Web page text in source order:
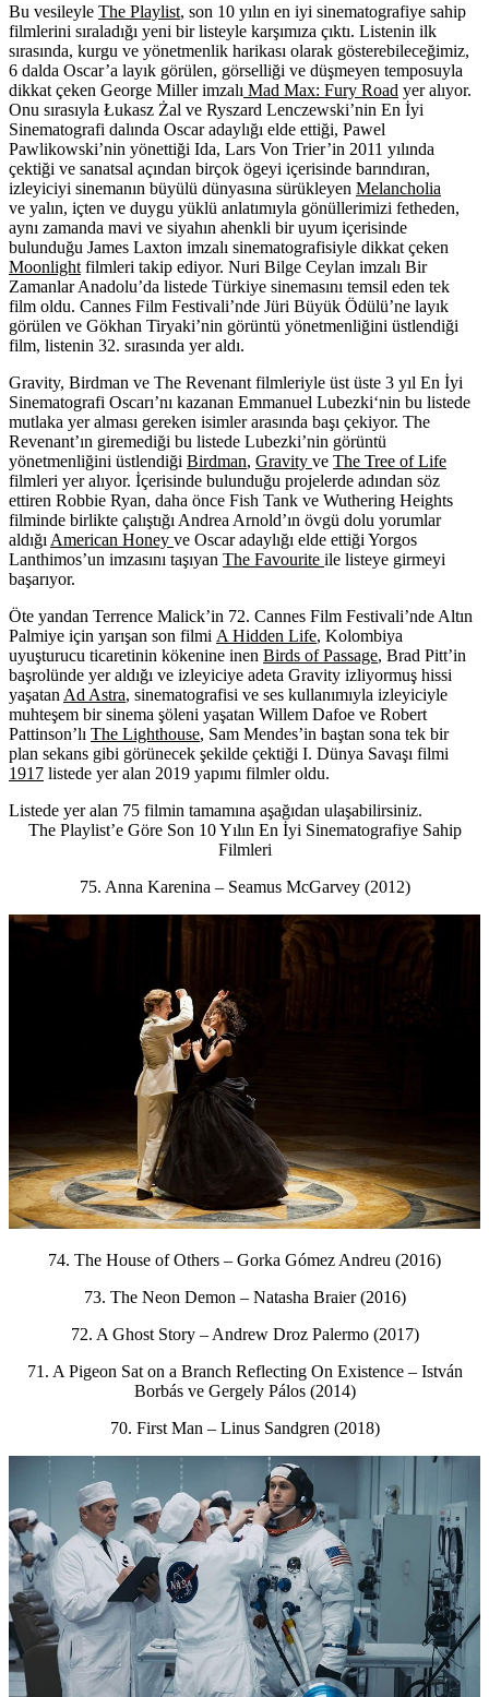
Bu vesileyle The Playlist, son 10 yılın en iyi sinematografiye sahip
filmlerini sıraladığı yeni bir listeyle karşımıza çıktı. Listenin ilk
sırasında, kurgu ve yönetmenlik harikası olarak gösterebileceğimiz,
6 dalda Oscar’a layık görülen, görselliği ve düşmeyen temposuyla
dikkat çeken George Miller imzalı Mad Max: Fury Road yer alıyor.
Onu sırasıyla Łukasz Żal ve Ryszard Lenczewski’nin En İyi
Sinematografi dalında Oscar adaylığı elde ettiği, Pawel
Pawlikowski’nin yönettiği Ida, Lars Von Trier’in 2011 yılında
çektiği ve sanatsal açından birçok ögeyi içerisinde barındıran,
izleyiciyi sinemanın büyülü dünyasına sürükleyen Melancholia
ve yalın, içten ve duygu yüklü anlatımıyla gönüllerimizi fetheden,
aynı zamanda mavi ve siyahın ahenkli bir uyum içerisinde
bulunduğu James Laxton imzalı sinematografisiyle dikkat çeken
Moonlight filmleri takip ediyor. Nuri Bilge Ceylan imzalı Bir
Zamanlar Anadolu’da listede Türkiye sinemasını temsil eden tek
film oldu. Cannes Film Festivali’nde Jüri Büyük Ödülü’ne layık
görülen ve Gökhan Tiryaki’nin görüntü yönetmenliğini üstlendiği
film, listenin 32. sırasında yer aldı.
Gravity, Birdman ve The Revenant filmleriyle üst üste 3 yıl En İyi
Sinematografi Oscarı’nı kazanan Emmanuel Lubezki‘nin bu listede
mutlaka yer alması gereken isimler arasında başı çekiyor. The
Revenant’ın giremediği bu listede Lubezki’nin görüntü
yönetmenliğini üstlendiği Birdman, Gravity ve The Tree of Life
filmleri yer alıyor. İçerisinde bulunduğu projelerde adından söz
ettiren Robbie Ryan, daha önce Fish Tank ve Wuthering Heights
filminde birlikte çalıştığı Andrea Arnold’ın övgü dolu yorumlar
aldığı American Honey ve Oscar adaylığı elde ettiği Yorgos
Lanthimos’un imzasını taşıyan The Favourite ile listeye girmeyi
başarıyor.
Öte yandan Terrence Malick’in 72. Cannes Film Festivali’nde Altın
Palmiye için yarışan son filmi A Hidden Life, Kolombiya
uyuşturucu ticaretinin kökenine inen Birds of Passage, Brad Pitt’in
başrolünde yer aldığı ve izleyiciye adeta Gravity izliyormuş hissi
yaşatan Ad Astra, sinematografisi ve ses kullanımıyla izleyiciyle
muhteşem bir sinema şöleni yaşatan Willem Dafoe ve Robert
Pattinson’lı The Lighthouse, Sam Mendes’in baştan sona tek bir
plan sekans gibi görünecek şekilde çektiği I. Dünya Savaşı filmi
1917 listede yer alan 2019 yapımı filmler oldu.
Listede yer alan 75 filmin tamamına aşağıdan ulaşabilirsiniz.
The Playlist’e Göre Son 10 Yılın En İyi Sinematografiye Sahip
Filmleri
75. Anna Karenina – Seamus McGarvey (2012)
74. The House of Others – Gorka Gómez Andreu (2016)
73. The Neon Demon – Natasha Braier (2016)
72. A Ghost Story – Andrew Droz Palermo (2017)
71. A Pigeon Sat on a Branch Reflecting On Existence – István
Borbás ve Gergely Pálos (2014)
70. First Man – Linus Sandgren (2018)